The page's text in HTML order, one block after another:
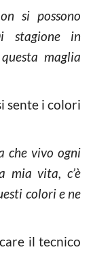
si possono
stagione in
maglia
sente i colori
che vivo ogni
mia vita, c’è
colori e ne
il tecnico